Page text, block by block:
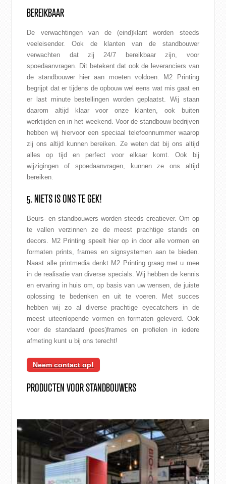
BEREIKBAAR
De verwachtingen van de (eind)klant worden steeds
veeleisender. Ook de klanten van de standbouwer
verwachten dat zij 24/7 bereikbaar zijn, voor
spoedaanvragen. Dit betekent dat ook de leveranciers van
de standbouwer hier aan moeten voldoen. M2 Printing
begrijpt dat er tijdens de opbouw wel eens wat mis gaat en
er last minute bestellingen worden geplaatst. Wij staan
daarom altijd klaar voor onze klanten, ook buiten
werktijden en in het weekend. Voor de standbouw bedrijven
hebben wij hiervoor een speciaal telefoonnummer waarop
zij ons altijd kunnen bereiken. Ze weten dat bij ons altijd
alles op tijd en perfect voor elkaar komt. Ook bij
wijzigingen of spoedaanvragen, kunnen ze ons altijd
bereiken.
5. NIETS IS ONS TE GEK!
Beurs- en standbouwers worden steeds creatiever. Om op
te vallen verzinnen ze de meest prachtige stands en
decors. M2 Printing speelt hier op in door alle vormen en
formaten prints, frames en signsystemen aan te bieden.
Naast alle printmedia denkt M2 Printing graag met u mee
in de realisatie van diverse specials. Wij hebben de kennis
en ervaring in huis om, op basis van uw wensen, de juiste
oplossing te bedenken en uit te voeren. Met succes
hebben wij zo al diverse prachtige eyecatchers in de
meest uiteenlopende vormen en formaten geleverd. Ook
voor de standaard (pees)frames en profielen in iedere
afmeting kunt u bij ons terecht!
Neem contact op!
PRODUCTEN VOOR STANDBOUWERS